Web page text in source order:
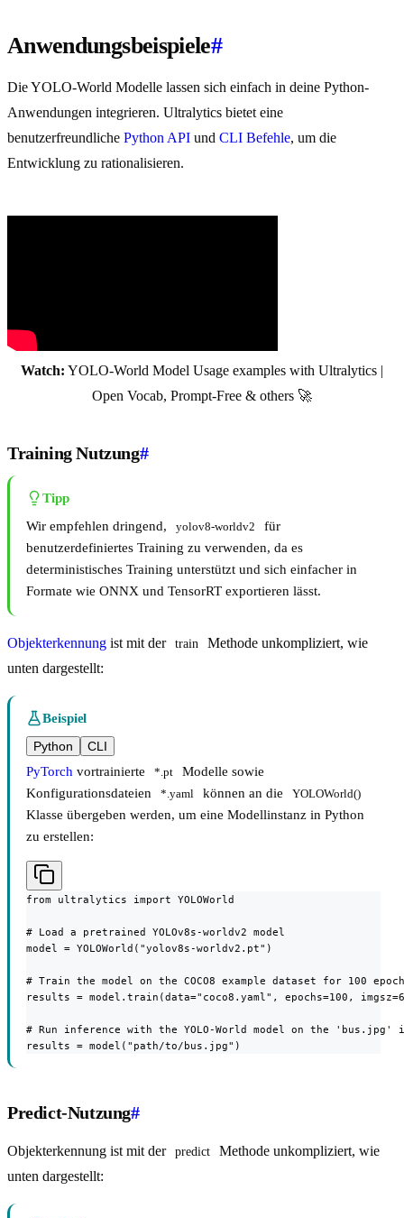
Anwendungsbeispiele#
Die YOLO-World Modelle lassen sich einfach in deine Python-
Anwendungen integrieren. Ultralytics bietet eine
benutzerfreundliche Python API und CLI Befehle, um die
Entwicklung zu rationalisieren.
Watch: YOLO-World Model Usage examples with Ultralytics |
Open Vocab, Prompt-Free & others 🚀
Training Nutzung#
Tipp
Wir empfehlen dringend,
yolov8-worldv2
für
benutzerdefiniertes Training zu verwenden, da es
deterministisches Training unterstützt und sich einfacher in
Formate wie ONNX und TensorRT exportieren lässt.
Objekterkennung ist mit der train
Methode unkompliziert, wie
unten dargestellt:
Beispiel
Python
CLI
PyTorch vortrainierte *.pt
Modelle sowie
Konfigurationsdateien
*.yaml können an die YOLOWorld()
Klasse übergeben werden, um eine Modellinstanz in Python
zu erstellen:
from ultralytics import YOLOWorld
# Load a pretrained YOLOv8s-worldv2 model
model = YOLOWorld("yolov8s-worldv2.pt")
# Train the model on the COCO8 example dataset for 100
results = model.train(data="coco8.yaml", epochs=100,
# Run inference with the YOLO-World model on the 'bus.jpg'
results = model("path/to/bus.jpg")
Predict-Nutzung#
Objekterkennung ist mit der predict
Methode unkompliziert, wie
unten dargestellt: